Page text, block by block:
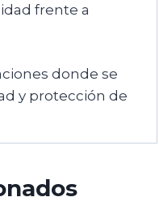
frente a
donde se
y protección de